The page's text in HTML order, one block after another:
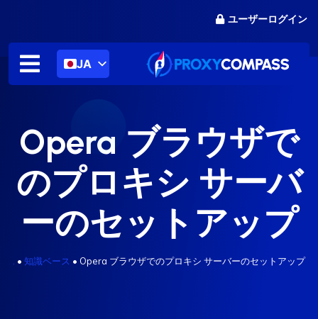
テ
ユーザーログイン
JA
Opera ブラウザで
のプロキシ サーバ
ーのセットアップ
• 知識ベース • Opera ブラウザでのプロキシ サーバーのセットアップ